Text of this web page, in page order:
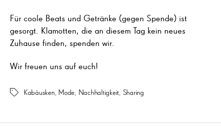
Für coole Beats und Getränke (gegen Spende) ist
gesorgt. Klamotten, die an diesem Tag kein neues
Zuhause finden, spenden wir.
Wir freuen uns auf euch!
Schlagwörter
Kabäusken, Mode, Nachhaltigkeit, Sharing